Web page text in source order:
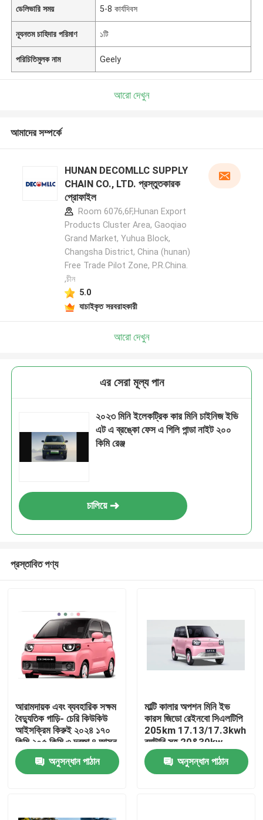
বাড়ি
আমাদের সম্পর্কে
ডেলিভারি সময় 5-8 কার্যদিবস
ন্যূনতম চাহিদার পরিমাণ ১টি
পরিচিতিমুলক নাম Geely
আরো দেখুন
আমাদের সম্পর্কে
HUNAN DECOMLLC SUPPLY
CHAIN CO., LTD. প্রস্তুতকারক
প্রোফাইল
Room 6076,6F,Hunan Export
Products Cluster Area, Gaoqiao
Grand Market, Yuhua Block,
Changsha District, China (hunan)
Free Trade Pilot Zone, P.R.China.
,চীন
5.0
যাচাইকৃত সরবরাহকারী
আরো দেখুন
এর সেরা মূল্য পান
২০২৩ মিনি ইলেকট্রিক কার মিনি চাইনিজ ইভি
এট এ ব্রঙ্কো ফেস এ গিলি পান্ডা নাইট ২০০
কিমি রেঞ্জ
চালিয়ে
প্রস্তাবিত পণ্য
আরামদায়ক এবং ব্যবহারিক সক্ষম
বৈদ্যুতিক গাড়ি- চেরি কিউকিউ
আইসক্রিম কিরুই ২০২৪ ১৭০
কিমি ২০৫ কিমি ৩ দরজা ৪ আসন
মিনি ইভি মিনিকার
অনুসন্ধান পাঠান
মাল্টি কালার অপশন মিনি ইভ
কারস জিডো রেইনবো সিএলটিপি
205km 17.13/17.3kwh
ব্যাটারি সহ 20&30kw
পাওয়ারের জন্য
অনুসন্ধান পাঠান